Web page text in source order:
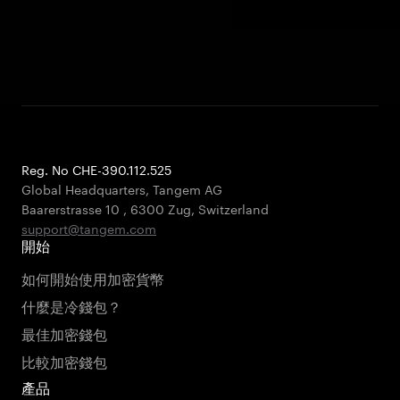
Reg. No CHE-390.112.525
Global Headquarters, Tangem AG
Baarerstrasse 10 , 6300 Zug, Switzerland
support@tangem.com
開始
如何開始使用加密貨幣
什麼是冷錢包？
最佳加密錢包
比較加密錢包
產品